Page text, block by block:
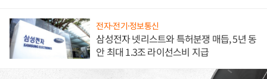
전자·전기·정보통신
삼성전자 넷리스트와 특허분쟁 매듭, 5년 동
안 최대 1.3조 라이선스비 지급